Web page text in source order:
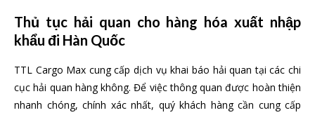
Thủ tục hải quan cho hàng hóa xuất nhập
khẩu đi Hàn Quốc
TTL Cargo Max cung cấp dịch vụ khai báo hải quan tại các chi
cục hải quan hàng không. Để việc thông quan được hoàn thiện
nhanh chóng, chính xác nhất, quý khách hàng cần cung cấp